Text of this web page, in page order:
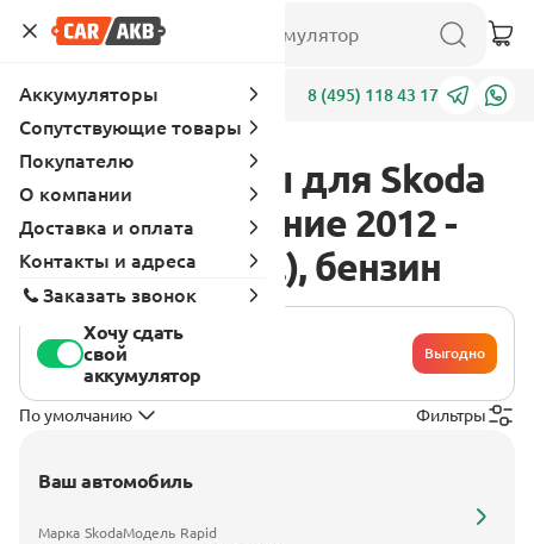
Адреса 8 (495) 118 43 17
Аккумуляторы для Skoda
Rapid 1 поколение 2012 -
2017 1.2 (90 л.с.), бензин
Хочу сдать
свой
аккумулятор
Выгодно
По умолчанию Фильтры
Ваш автомобиль
Марка SkodaМодель Rapid
Аккумуляторы
Сопутствующие товары
Покупателю
О компании
Доставка и оплата
Контакты и адреса
Заказать звонок